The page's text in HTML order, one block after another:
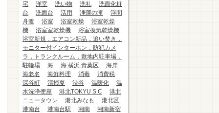
宅
洋室 洗い物 洗礼
洗面化粧
台
洗面台 活用 浄蓮の滝
浮間
舟渡
浴室 浴室乾燥
浴室乾燥
機
浴室室乾燥機
浴室換気乾燥機
浴室新規，エアコン新品，追い焚き，
モニター付インターホン，防犯カメ
ラ，トランクルーム，敷地内駐車場，
駐輪場
海 海.横浜.青葉区
海岸
海老名
海鮮料理 消毒
消費税
深谷町
清掃夏 渋谷 温暖化
温
水洗浄便座
港北TOKYU S.C
港北
ニュータウン
港北みなも
港北区
港南台
港南台駅 湘南
湘南新宿